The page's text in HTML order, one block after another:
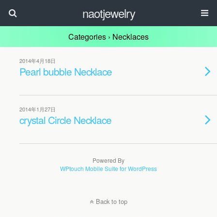
naotjewelry
Categories › Necklaces
2014年4月18日
Pearl bubble Necklace
2014年1月27日
crystal Circle Necklace
Powered By
WPtouch Mobile Suite for WordPress
Back to top